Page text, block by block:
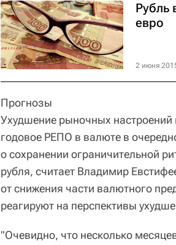
Рубль
евро
2 июня
Прогнозы
Ухудшение рыночных
годовое РЕПО в валюте в
о сохранении ограничительной
рубля, считает Владимир
от снижения части валютного
реагируют на перспективы
"Очевидно, что несколько